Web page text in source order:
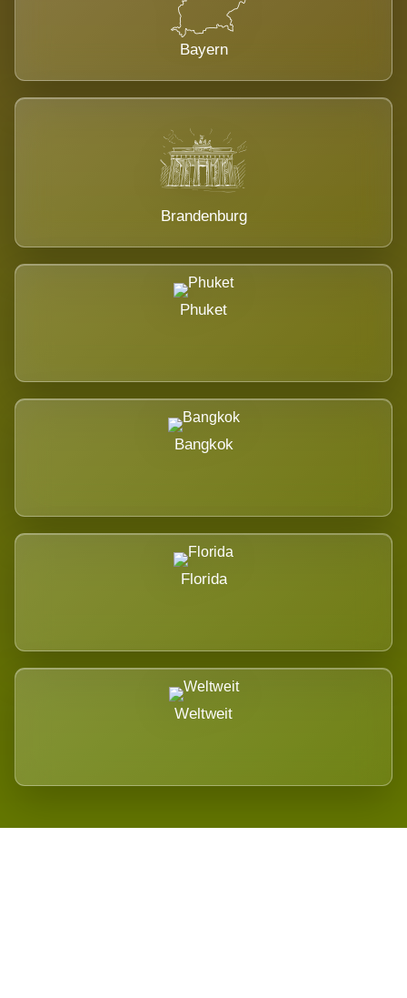
Bayern
Brandenburg
Phuket
Bangkok
Florida
Weltweit